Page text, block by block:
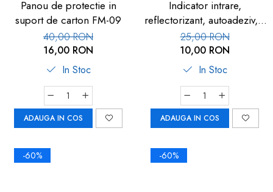
Panou de protectie in
suport de carton FM-09
40,00 RON
16,00 RON
In Stoc
ADAUGA IN COS
Indicator intrare,
reflectorizant, autoadeziv, 1
buc
25,00 RON
10,00 RON
In Stoc
ADAUGA IN COS
-60% -60%